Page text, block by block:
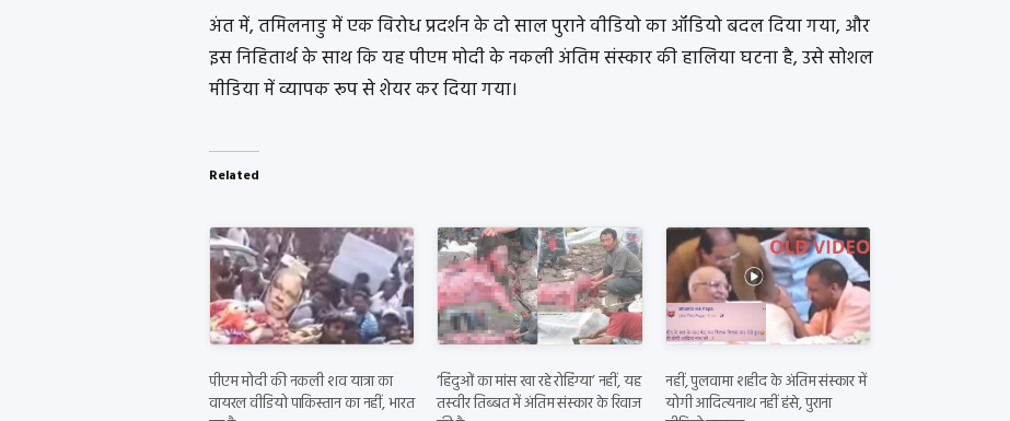
अंत में, तमिलनाडु में एक विरोध प्रदर्शन के दो साल पुराने वीडियो का ऑडियो बदल दिया गया, और
इस निहितार्थ के साथ कि यह पीएम मोदी के नकली अंतिम संस्कार की हालिया घटना है, उसे सोशल
मीडिया में व्यापक रूप से शेयर कर दिया गया।
Related
पीएम मोदी की नकली शव यात्रा का
वायरल वीडियो पाकिस्तान का नहीं, भारत
‘हिंदुओं का मांस खा रहे रोहिंग्या’ नहीं, यह
तस्वीर तिब्बत में अंतिम संस्कार के रिवाज
नहीं, पुलवामा शहीद के अंतिम संस्कार में
योगी आदित्यनाथ नहीं हंसे, पुराना